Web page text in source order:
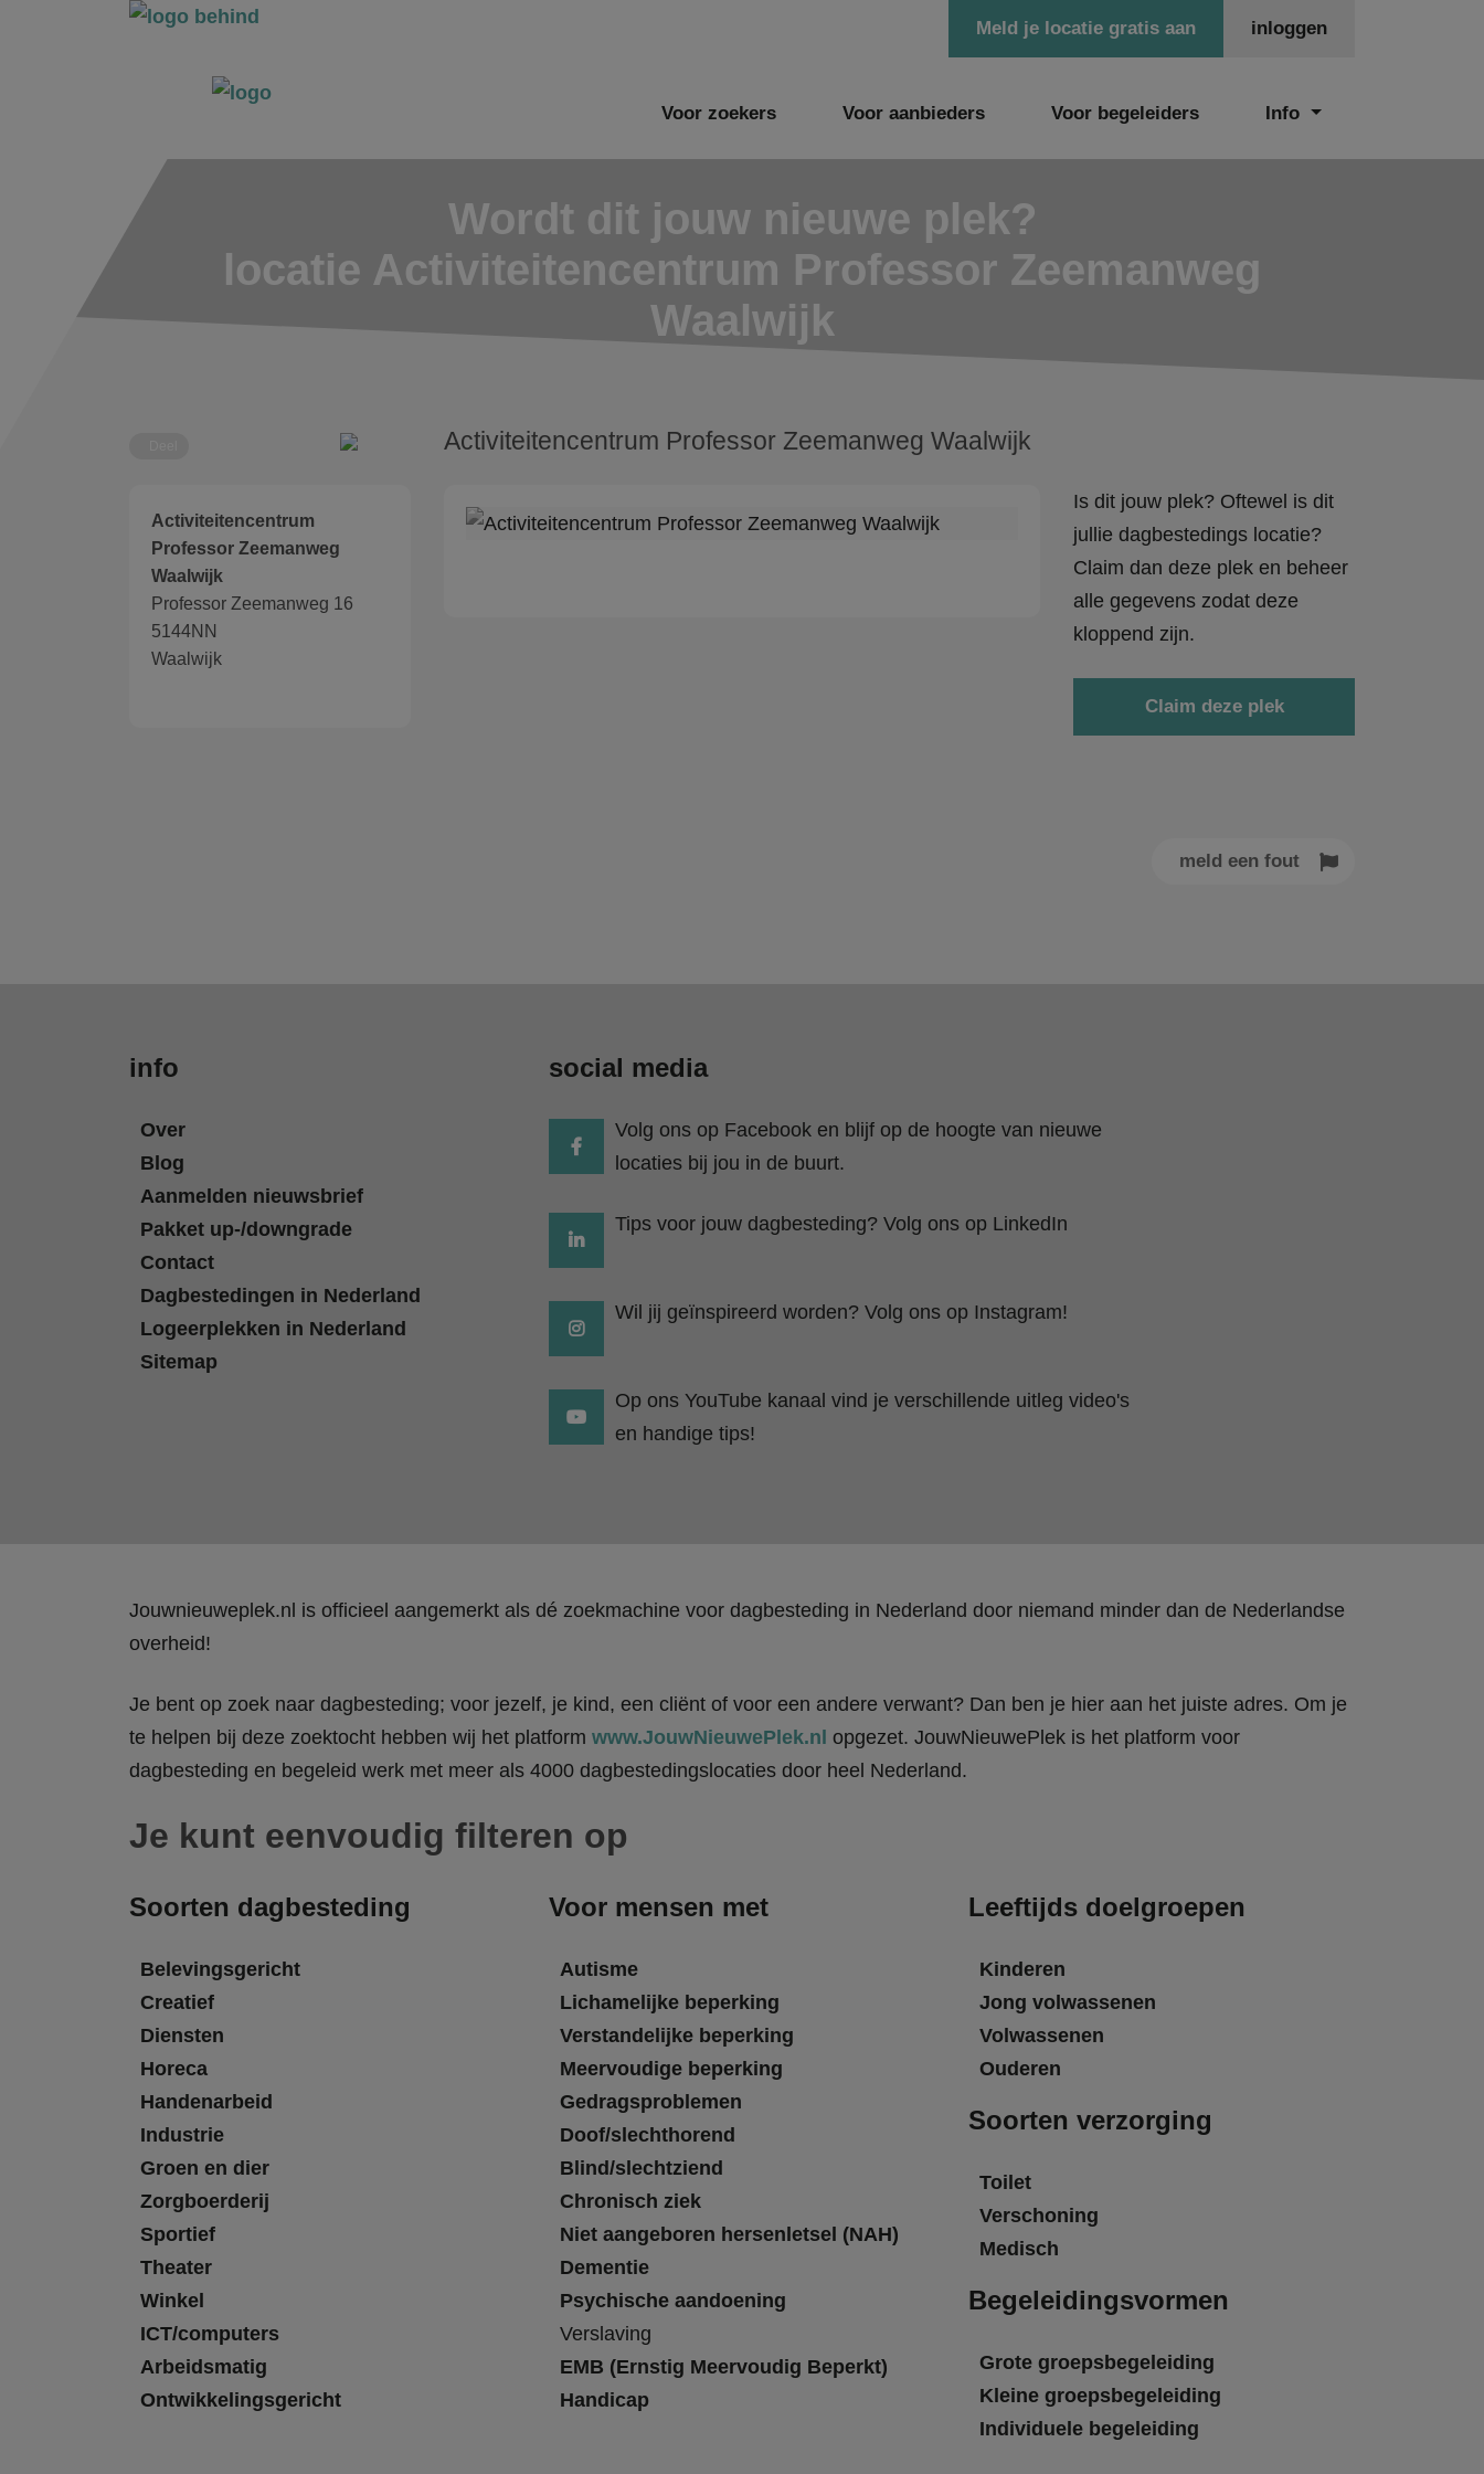
inloggen
Meld je locatie gratis aan
Voor zoekers Voor aanbieders Voor begeleiders Info
Wordt dit jouw nieuwe plek?
locatie Activiteitencentrum Professor Zeemanweg
Waalwijk
Activiteitencentrum Professor Zeemanweg Waalwijk
Activiteitencentrum
Professor Zeemanweg
Waalwijk
Professor Zeemanweg 16
5144NN
Waalwijk
Is dit jouw plek? Oftewel is dit
jullie dagbestedings locatie?
Claim dan deze plek en beheer
alle gegevens zodat deze
kloppend zijn.
Claim deze plek
meld een fout
info
Over
Blog
Aanmelden nieuwsbrief
Pakket up-/downgrade
Contact
Dagbestedingen in Nederland
Logeerplekken in Nederland
Sitemap
social media
Volg ons op Facebook en blijf op de hoogte van nieuwe
locaties bij jou in de buurt.
Tips voor jouw dagbesteding? Volg ons op LinkedIn
Wil jij geïnspireerd worden? Volg ons op Instagram!
Op ons YouTube kanaal vind je verschillende uitleg video's
en handige tips!
Jouwnieuweplek.nl is officieel aangemerkt als dé zoekmachine voor dagbesteding in Nederland door niemand minder dan de Nederlandse
overheid!
Je bent op zoek naar dagbesteding; voor jezelf, je kind, een cliënt of voor een andere verwant? Dan ben je hier aan het juiste adres. Om je
te helpen bij deze zoektocht hebben wij het platform www.JouwNieuwePlek.nl opgezet. JouwNieuwePlek is het platform voor
dagbesteding en begeleid werk met meer als 4000 dagbestedingslocaties door heel Nederland.
Je kunt eenvoudig filteren op
Soorten dagbesteding
Belevingsgericht
Creatief
Diensten
Horeca
Handenarbeid
Industrie
Groen en dier
Zorgboerderij
Sportief
Theater
Winkel
ICT/computers
Arbeidsmatig
Ontwikkelingsgericht
Voor mensen met
Autisme
Lichamelijke beperking
Verstandelijke beperking
Meervoudige beperking
Gedragsproblemen
Doof/slechthorend
Blind/slechtziend
Chronisch ziek
Niet aangeboren hersenletsel (NAH)
Dementie
Psychische aandoening
Verslaving
EMB (Ernstig Meervoudig Beperkt)
Handicap
Leeftijds doelgroepen
Kinderen
Jong volwassenen
Volwassenen
Ouderen
Soorten verzorging
Toilet
Verschoning
Medisch
Begeleidingsvormen
Grote groepsbegeleiding
Kleine groepsbegeleiding
Individuele begeleiding